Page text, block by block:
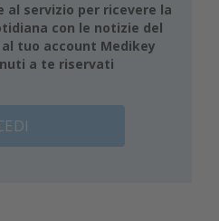
servizio per ricevere la
con le notizie del
tuo account Medikey
a te riservati